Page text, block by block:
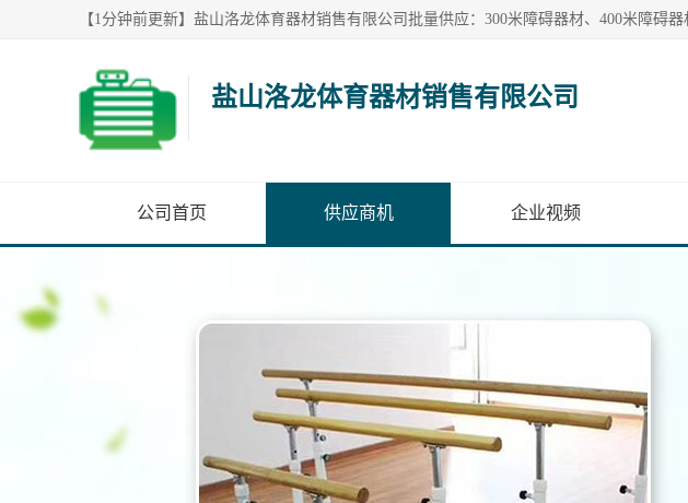
盐山洛龙体育器材销售有限公司
公司首页 供应商机 企业视频